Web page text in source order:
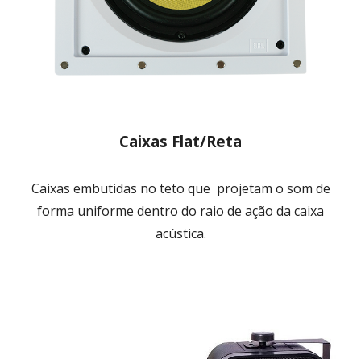
Caixas Flat/Reta
Caixas embutidas no teto que projetam o som de
forma uniforme dentro do raio de ação da caixa
acústica.